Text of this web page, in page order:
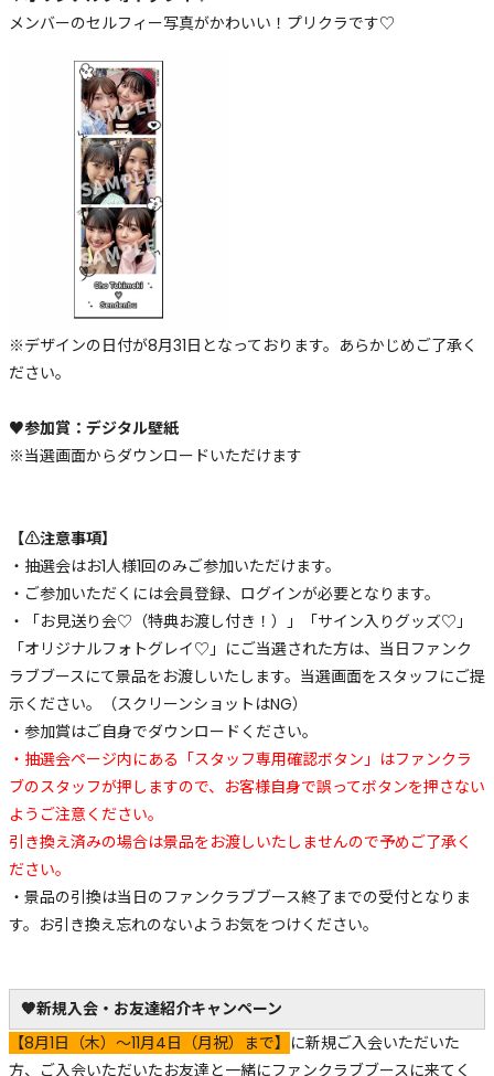
メンバーのセルフィー写真がかわいい！プリクラです♡
※デザインの日付が8月31日となっております。あらかじめご了承く
ださい。
♥参加賞：デジタル壁紙
※当選画面からダウンロードいただけます
【⚠️注意事項】
・抽選会はお1人様1回のみご参加いただけます。
・ご参加いただくには会員登録、ログインが必要となります。
・「お見送り会♡（特典お渡し付き！）」「サイン入りグッズ♡」
「オリジナルフォトグレイ♡」にご当選された方は、当日ファンク
ラブブースにて景品をお渡しいたします。当選画面をスタッフにご提
示ください。（スクリーンショットはNG）
・参加賞はご自身でダウンロードください。
・抽選会ページ内にある「スタッフ専用確認ボタン」はファンクラ
ブのスタッフが押しますので、お客様自身で誤ってボタンを押さない
ようご注意ください。
引き換え済みの場合は景品をお渡しいたしませんので予めご了承く
ださい。
・景品の引換は当日のファンクラブブース終了までの受付となりま
す。お引き換え忘れのないようお気をつけください。
🧡新規入会・お友達紹介キャンペーン
【8月1日（木）～11月4日（月祝）まで】 に新規ご入会いただいた
方、ご入会いただいたお友達と一緒にファンクラブブースに来てく